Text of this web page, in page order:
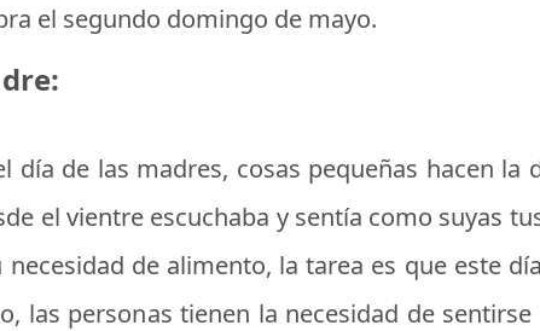
el segundo domingo de mayo.
día de las madres, cosas pequeñas hacen la
el vientre escuchaba y sentía como suyas
de alimento, la tarea es que este
las personas tienen la necesidad de